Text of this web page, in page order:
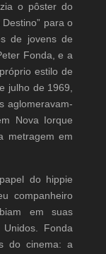
o pôster do
para o
de jovens de
Fonda, e a
estilo de
julho de 1969,
aglomeravam-
Nova Iorque
metragem em
do hippie
companheiro
em suas
Fonda
do cinema: a